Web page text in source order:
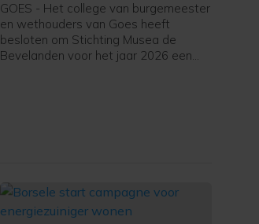
GOES - Het college van burgemeester
en wethouders van Goes heeft
besloten om Stichting Musea de
Bevelanden voor het jaar 2026 een